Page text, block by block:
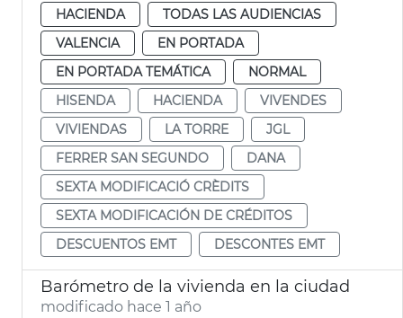
HACIENDA
TODAS LAS AUDIENCIAS
VALENCIA
EN PORTADA
EN PORTADA TEMÁTICA
NORMAL
HISENDA
HACIENDA
VIVENDES
VIVIENDAS
LA TORRE
JGL
FERRER SAN SEGUNDO
DANA
SEXTA MODIFICACIÓ CRÈDITS
SEXTA MODIFICACIÓN DE CRÉDITOS
DESCUENTOS EMT
DESCONTES EMT
Barómetro de la vivienda en la ciudad
modificado hace 1 año